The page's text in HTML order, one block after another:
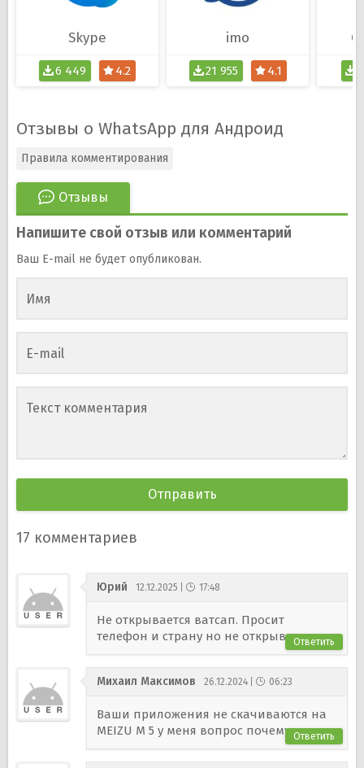
Skype
6 449 4.2
imo
21 955 4.1
Отзывы о WhatsApp для Андроид
Отзывы
Правила комментирования
Напишите свой отзыв или комментарий
Ваш E-mail не будет опубликован.
Имя
E-mail
Текст комментария
17 комментариев
Юрий 12.12.2025 17:48
Не открывается ватсап. Просит
телефон и страну но не открываетОтветить
Михаил Максимов 26.12.2024 06:23
Ваши приложения не скачиваются на
MEIZU М 5 у меня вопрос почему.Ответить